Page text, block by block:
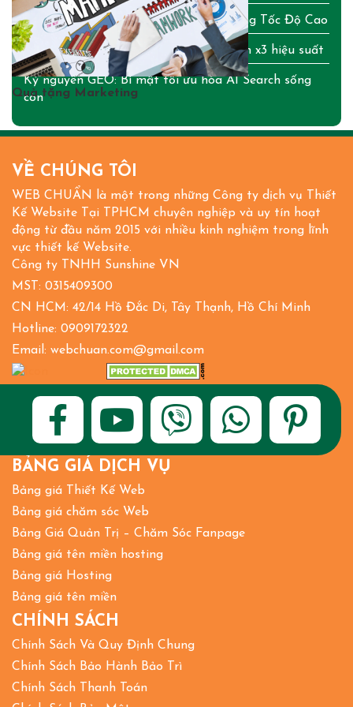
Cập Nhật Bảng Giá Tên Miền & Hosting Tốc Độ Cao
OpenClaw AI: Bí mật tạo trợ lý cá nhân x3 hiệu suất
Kỷ nguyên GEO: Bí mật tối ưu hóa AI Search sống
còn
Quà tặng Marketing
VỀ CHÚNG TÔI
WEB CHUẨN là một trong những Công ty dịch vụ Thiết
Kế Website Tại TPHCM chuyên nghiệp và uy tín hoạt
động từ đầu năm 2015 với nhiều kinh nghiệm trong lĩnh
vực thiết kế Website.
Công ty TNHH Sunshine VN
MST: 0315409300
CN HCM: 42/14 Hồ Đắc Di, Tây Thạnh, Hồ Chí Minh
Hotline: 0909172322
Email: webchuan.com@gmail.com
BẢNG GIÁ DỊCH VỤ
Bảng giá Thiết Kế Web
Bảng giá chăm sóc Web
Bảng Giá Quản Trị – Chăm Sóc Fanpage
Bảng giá tên miền hosting
Bảng giá Hosting
Bảng giá tên miền
CHÍNH SÁCH
Chính Sách Và Quy Định Chung
Chính Sách Bảo Hành Bảo Trì
Chính Sách Thanh Toán